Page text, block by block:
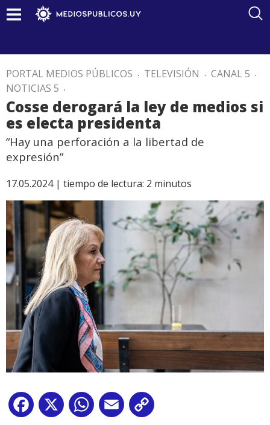
PORTAL MEDIOS PÚBLICOS . TELEVISIÓN . CANAL 5 .
NOTICIAS 5 .
Cosse derogará la ley de medios si
es electa presidenta
“Hay una perforación a la libertad de
expresión”
17.05.2024 | tiempo de lectura: 2 minutos
Facebook
X WhatsApp
Email